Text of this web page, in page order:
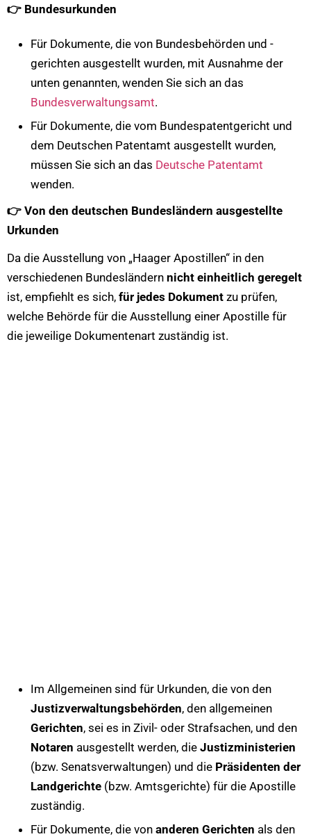
👉 Bundesurkunden
Für Dokumente, die von Bundesbehörden und -
gerichten ausgestellt wurden, mit Ausnahme der
unten genannten, wenden Sie sich an das
Bundesverwaltungsamt.
Für Dokumente, die vom Bundespatentgericht und
dem Deutschen Patentamt ausgestellt wurden,
müssen Sie sich an das Deutsche Patentamt
wenden.
👉 Von den deutschen Bundesländern ausgestellte
Urkunden
Da die Ausstellung von „Haager Apostillen“ in den
verschiedenen Bundesländern nicht einheitlich geregelt
ist, empfiehlt es sich, für jedes Dokument zu prüfen,
welche Behörde für die Ausstellung einer Apostille für
die jeweilige Dokumentenart zuständig ist.
Im Allgemeinen sind für Urkunden, die von den
Justizverwaltungsbehörden, den allgemeinen
Gerichten, sei es in Zivil- oder Strafsachen, und den
Notaren ausgestellt werden, die Justizministerien
(bzw. Senatsverwaltungen) und die Präsidenten der
Landgerichte (bzw. Amtsgerichte) für die Apostille
zuständig.
Für Dokumente, die von anderen Gerichten als den